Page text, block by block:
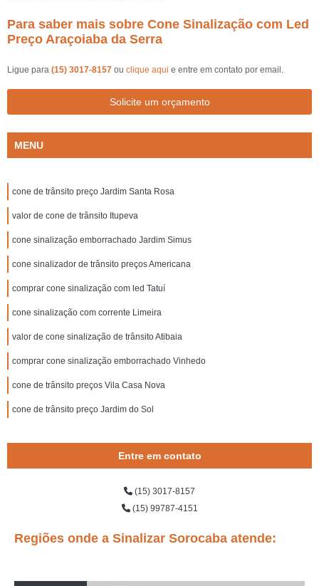
Para saber mais sobre Cone Sinalização com Led
Preço Araçoiaba da Serra
Ligue para (15) 3017-8157 ou clique aqui e entre em contato por email.
Solicite um orçamento
MENU
cone de trânsito preço Jardim Santa Rosa
valor de cone de trânsito Itupeva
cone sinalização emborrachado Jardim Simus
cone sinalizador de trânsito preços Americana
comprar cone sinalização com led Tatuí
cone sinalização com corrente Limeira
valor de cone sinalização de trânsito Atibaia
comprar cone sinalização emborrachado Vinhedo
cone de trânsito preços Vila Casa Nova
cone de trânsito preço Jardim do Sol
Entre em contato
(15) 3017-8157
(15) 99787-4151
Regiões onde a Sinalizar Sorocaba atende: